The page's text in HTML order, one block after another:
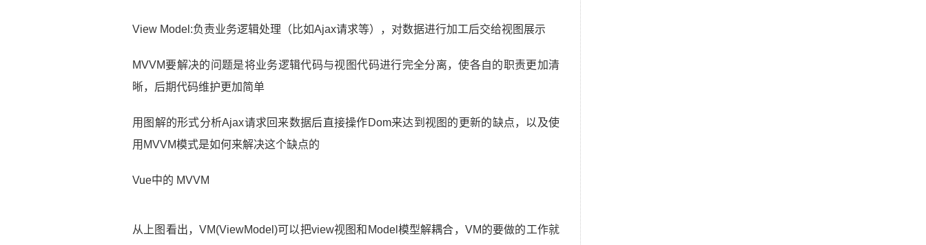
View Model:负责业务逻辑处理（比如Ajax请求等），对数据进行加工后交给视图展示
MVVM要解决的问题是将业务逻辑代码与视图代码进行完全分离，使各自的职责更加清
晰，后期代码维护更加简单
用图解的形式分析Ajax请求回来数据后直接操作Dom来达到视图的更新的缺点，以及使
用MVVM模式是如何来解决这个缺点的
Vue中的 MVVM
从上图看出，VM(ViewModel)可以把view视图和Model模型解耦合，VM的要做的工作就